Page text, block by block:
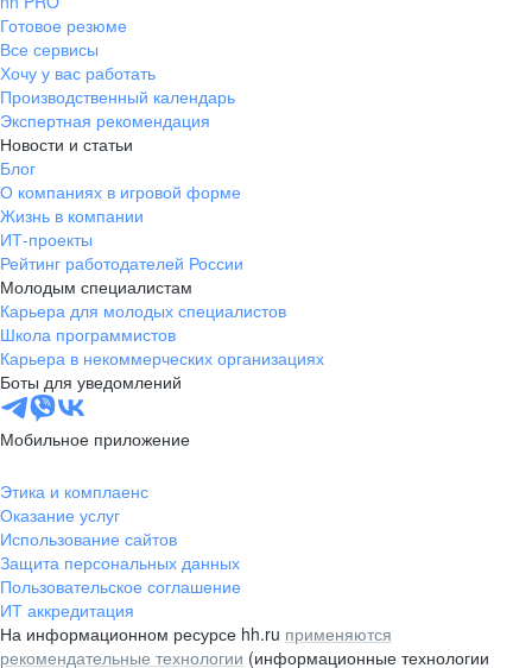
Готовое резюме
Все сервисы
Хочу у вас работать
Производственный календарь
Экспертная рекомендация
Новости и статьи
Блог
О компаниях в игровой форме
Жизнь в компании
ИТ-проекты
Рейтинг работодателей России
Молодым специалистам
Карьера для молодых специалистов
Школа программистов
Карьера в некоммерческих организациях
Боты для уведомлений
Мобильное приложение
Этика и комплаенс
Оказание услуг
Использование сайтов
Защита персональных данных
Пользовательское соглашение
ИТ аккредитация
На информационном ресурсе hh.ru применяются
рекомендательные технологии (информационные технологии